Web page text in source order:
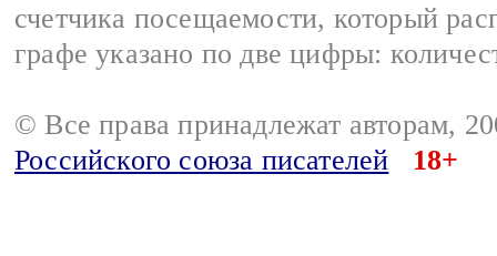
счетчика посещаемости, который
графе указано по две цифры:
© Все права принадлежат авторам,
Российского союза писателей
18+